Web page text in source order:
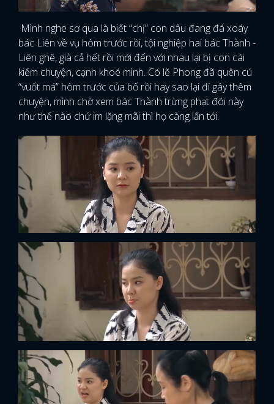
Mình nghe sơ qua là biết “chị” con dâu đang đá xoáy
bác Liên về vụ hôm trước rồi, tội nghiệp hai bác Thành -
Liên ghê, già cả hết rồi mới đến với nhau lại bị con cái
kiếm chuyện, cạnh khoé mình. Có lẽ Phong đã quên cú
“vuốt má” hôm trước của bố rồi hay sao lại đi gây thêm
chuyện, mình chờ xem bác Thành trừng phạt đôi này
như thế nào chứ im lặng mãi thì họ càng lấn tới.